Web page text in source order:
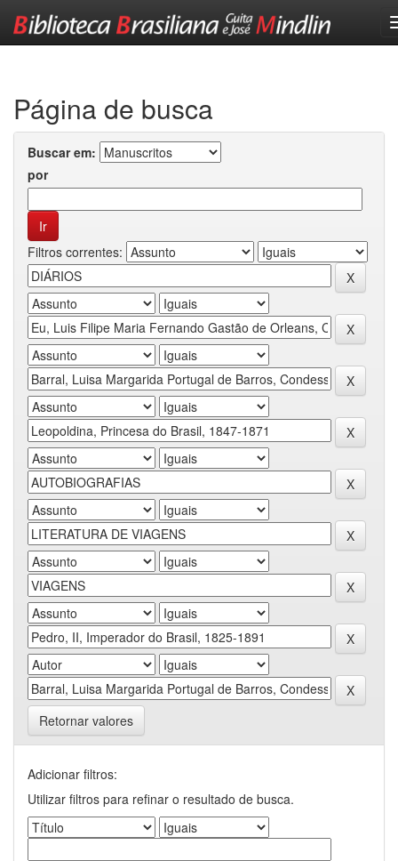
Página de busca
Buscar em:
por
Filtros correntes:
Retornar valores
Adicionar filtros:
Utilizar filtros para refinar o resultado de busca.